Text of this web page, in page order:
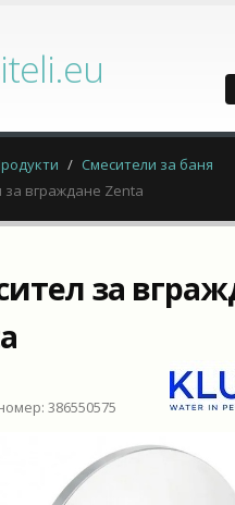
Смесители за баня
за вграждане Zenta
за
386550575